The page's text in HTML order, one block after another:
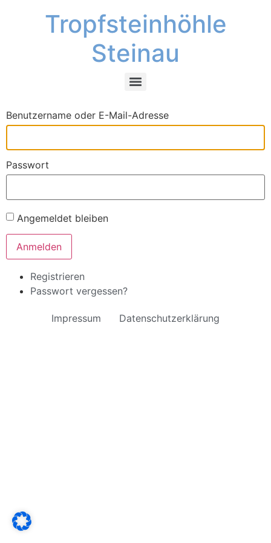
Tropfsteinhöhle
Steinau
Benutzername oder E-Mail-Adresse
Passwort
Angemeldet bleiben
Anmelden
Registrieren
Passwort vergessen?
Impressum Datenschutzerklärung